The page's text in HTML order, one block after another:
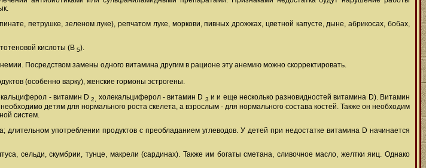
петрушке, зеленом луке), репчатом луке, моркови, пивных дрожжах, цветной капусте, дыне, абрикосах, бобах,
кислоты (В 5).
Посредством замены одного витамина другим в рационе эту анемию можно скорректировать.
(особенно варку), женские гормоны эстрогены.
- витамин D2, холекальциферол - витамин D 3 и и еще несколько разновидностей витамина D). Витамин
детям для нормального роста скелета, а взрослым - для нормального состава костей. Также он необходим
систем.
длительном употреблении продуктов с преобладанием углеводов. У детей при недостатке витамина D начинается
сельди, скумбрии, тунце, макрели (сардинах). Также им богаты сметана, сливочное масло, желтки яиц. Однако